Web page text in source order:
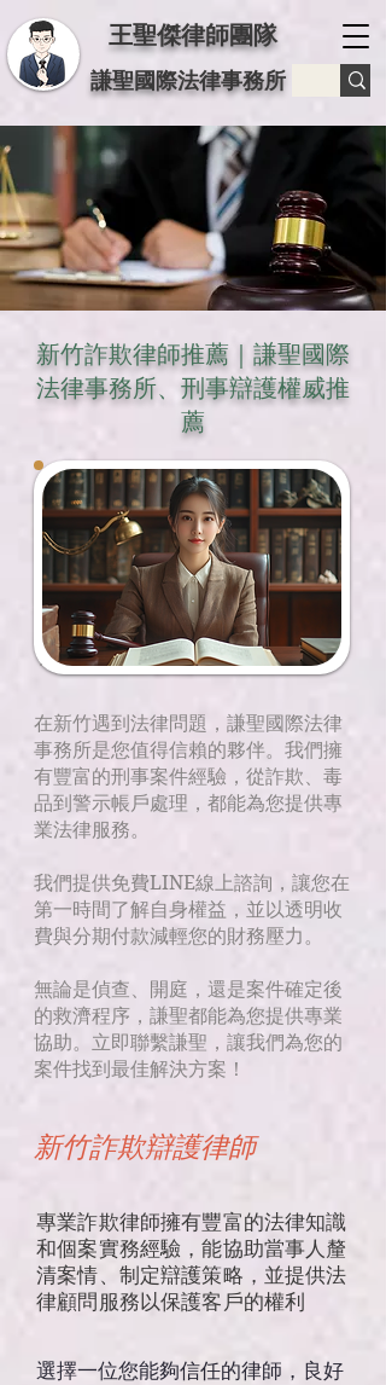
王聖傑律師團隊
謙聖國際法律事務所
新竹詐欺律師推薦｜謙聖國際
法律事務所、刑事辯護權威推
薦
在新竹遇到法律問題，謙聖國際法律
事務所是您值得信賴的夥伴。我們擁
有豐富的刑事案件經驗，從詐欺、毒
品到警示帳戶處理，都能為您提供專
業法律服務。
我們提供免費LINE線上諮詢，讓您在
第一時間了解自身權益，並以透明收
費與分期付款減輕您的財務壓力。
無論是偵查、開庭，還是案件確定後
的救濟程序，謙聖都能為您提供專業
協助。立即聯繫謙聖，讓我們為您的
案件找到最佳解決方案！
新竹詐欺辯護律師
專業詐欺律師擁有豐富的法律知識
和個案實務經驗，能協助當事人釐
清案情、制定辯護策略，並提供法
律顧問服務以保護客戶的權利
選擇一位您能夠信任的律師，良好